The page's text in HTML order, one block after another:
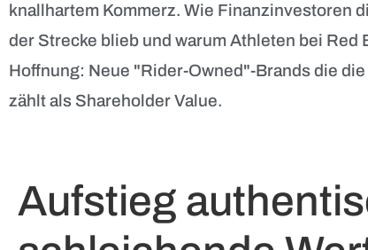
knallhartem Kommerz. Wie Finanzinvestoren
der Strecke blieb und warum Athleten bei
Hoffnung: Neue "Rider-Owned"-Brands die
zählt als Shareholder Value.
Aufstieg